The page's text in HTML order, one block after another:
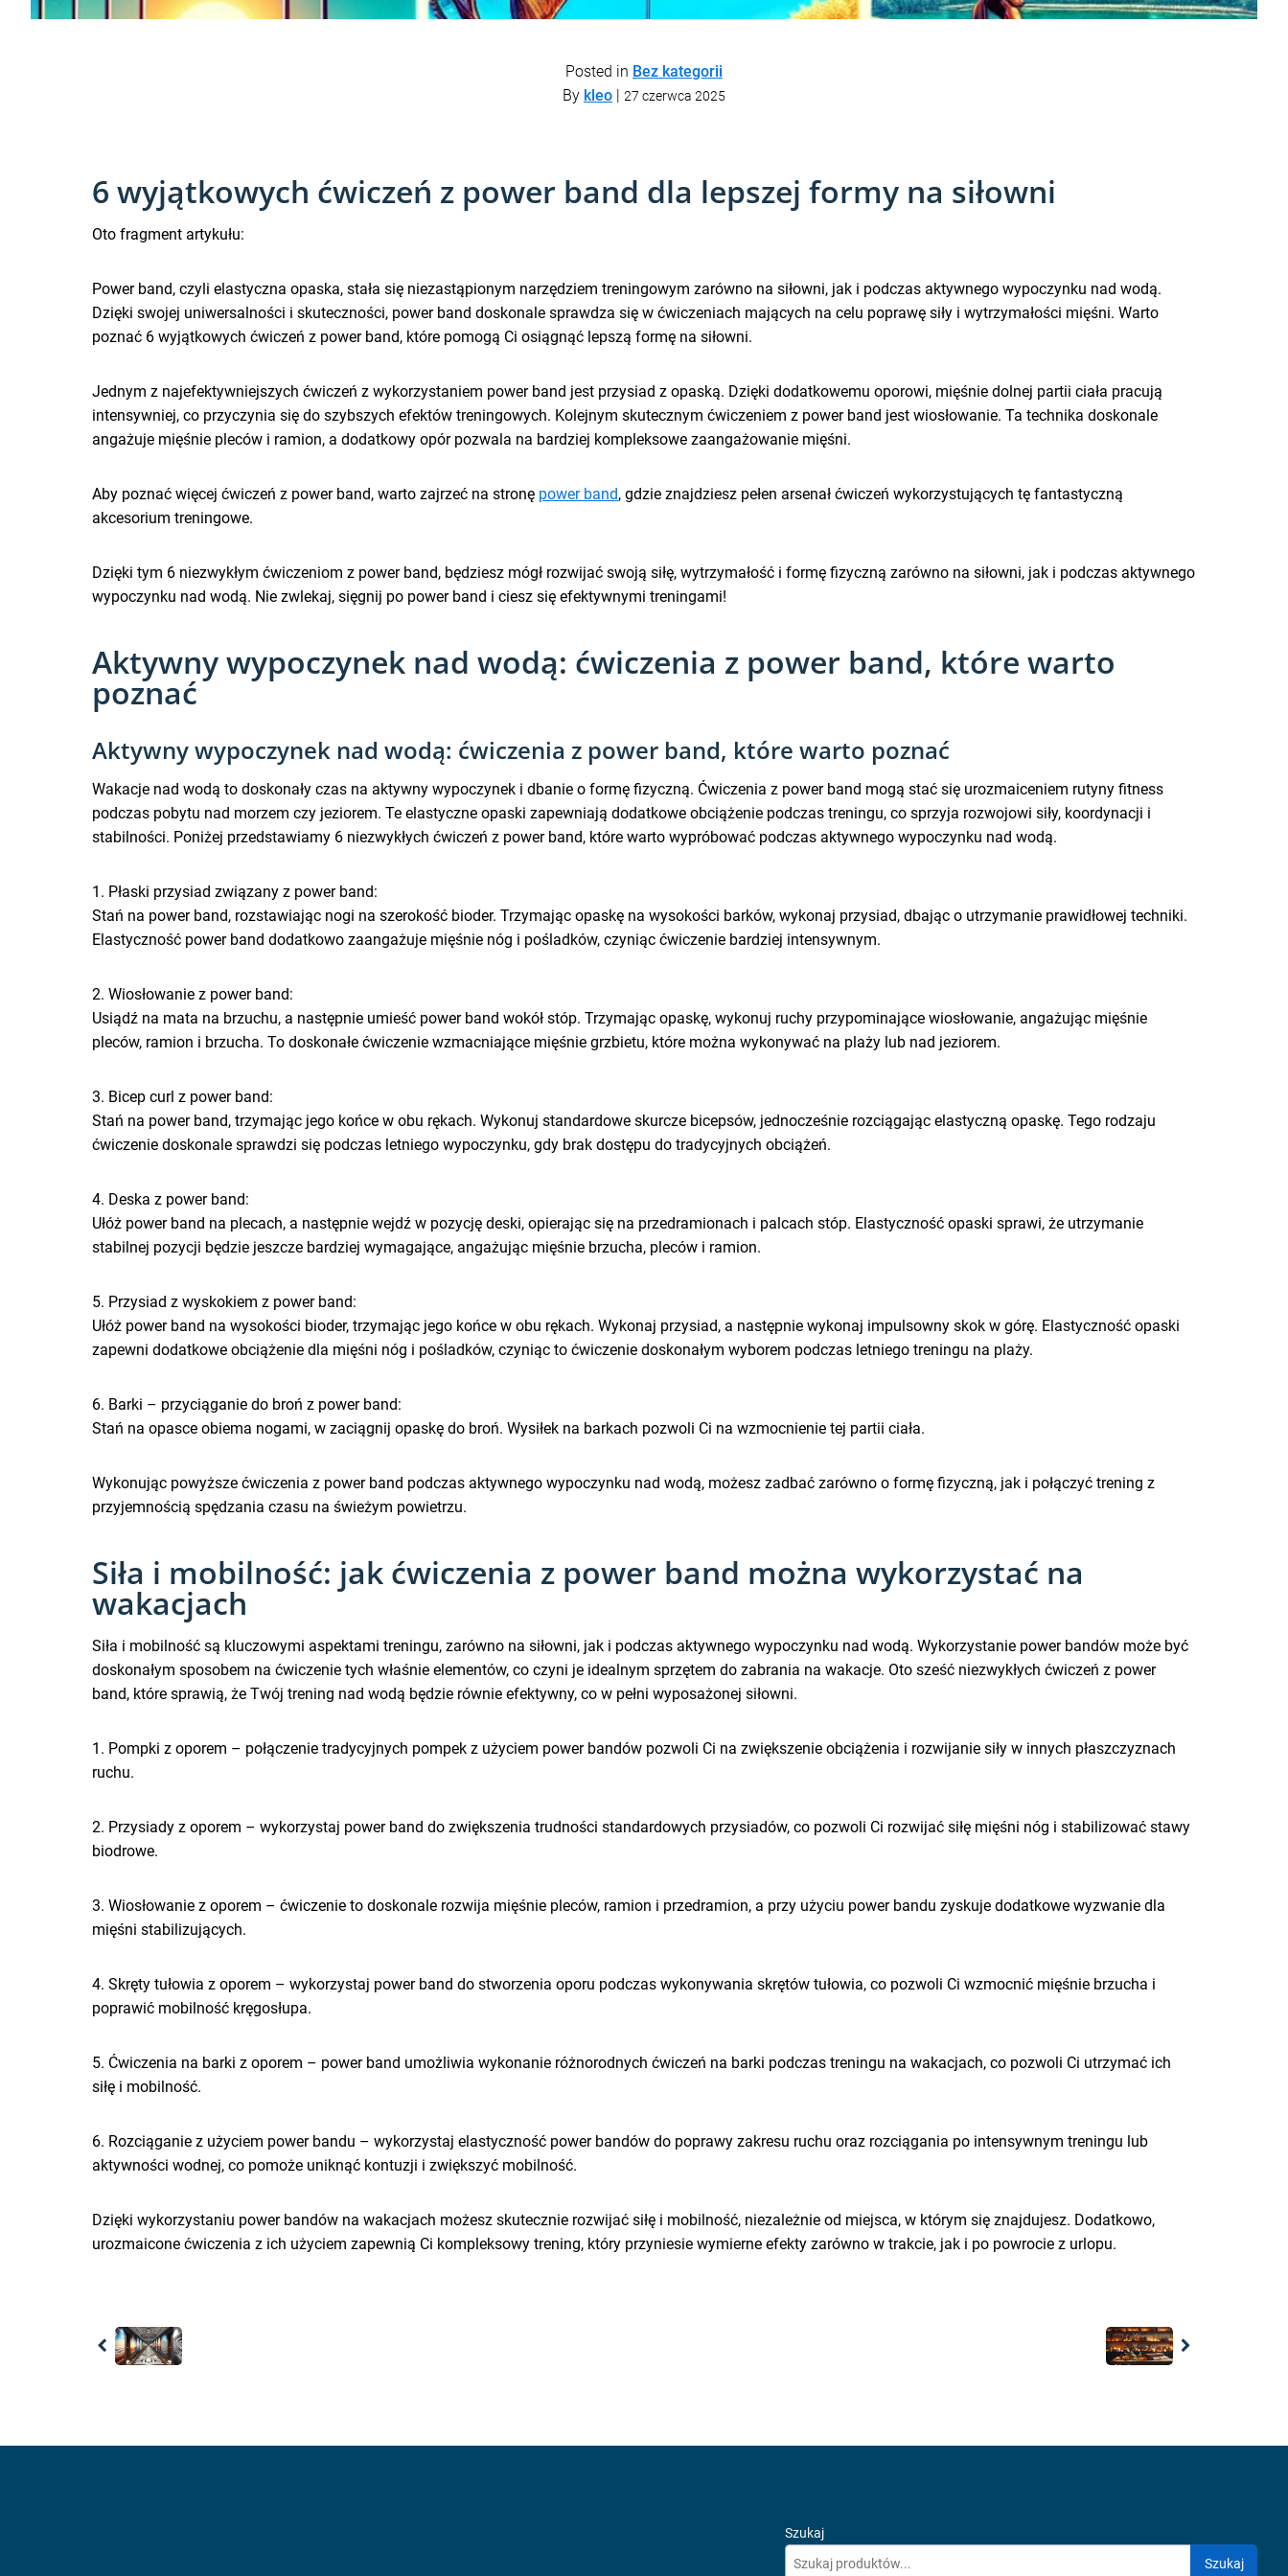
Posted in Bez kategorii
By kleo | 27 czerwca 2025
6 wyjątkowych ćwiczeń z power band dla lepszej formy na siłowni
Oto fragment artykułu:
Power band, czyli elastyczna opaska, stała się niezastąpionym narzędziem treningowym zarówno na siłowni, jak i podczas aktywnego wypoczynku nad wodą.
Dzięki swojej uniwersalności i skuteczności, power band doskonale sprawdza się w ćwiczeniach mających na celu poprawę siły i wytrzymałości mięśni. Warto
poznać 6 wyjątkowych ćwiczeń z power band, które pomogą Ci osiągnąć lepszą formę na siłowni.
Jednym z najefektywniejszych ćwiczeń z wykorzystaniem power band jest przysiad z opaską. Dzięki dodatkowemu oporowi, mięśnie dolnej partii ciała pracują
intensywniej, co przyczynia się do szybszych efektów treningowych. Kolejnym skutecznym ćwiczeniem z power band jest wiosłowanie. Ta technika doskonale
angażuje mięśnie pleców i ramion, a dodatkowy opór pozwala na bardziej kompleksowe zaangażowanie mięśni.
Aby poznać więcej ćwiczeń z power band, warto zajrzeć na stronę power band, gdzie znajdziesz pełen arsenał ćwiczeń wykorzystujących tę fantastyczną
akcesorium treningowe.
Dzięki tym 6 niezwykłym ćwiczeniom z power band, będziesz mógł rozwijać swoją siłę, wytrzymałość i formę fizyczną zarówno na siłowni, jak i podczas aktywnego
wypoczynku nad wodą. Nie zwlekaj, sięgnij po power band i ciesz się efektywnymi treningami!
Aktywny wypoczynek nad wodą: ćwiczenia z power band, które warto
poznać
Aktywny wypoczynek nad wodą: ćwiczenia z power band, które warto poznać
Wakacje nad wodą to doskonały czas na aktywny wypoczynek i dbanie o formę fizyczną. Ćwiczenia z power band mogą stać się urozmaiceniem rutyny fitness
podczas pobytu nad morzem czy jeziorem. Te elastyczne opaski zapewniają dodatkowe obciążenie podczas treningu, co sprzyja rozwojowi siły, koordynacji i
stabilności. Poniżej przedstawiamy 6 niezwykłych ćwiczeń z power band, które warto wypróbować podczas aktywnego wypoczynku nad wodą.
1. Płaski przysiad związany z power band:
Stań na power band, rozstawiając nogi na szerokość bioder. Trzymając opaskę na wysokości barków, wykonaj przysiad, dbając o utrzymanie prawidłowej techniki.
Elastyczność power band dodatkowo zaangażuje mięśnie nóg i pośladków, czyniąc ćwiczenie bardziej intensywnym.
2. Wiosłowanie z power band:
Usiądź na mata na brzuchu, a następnie umieść power band wokół stóp. Trzymając opaskę, wykonuj ruchy przypominające wiosłowanie, angażując mięśnie
pleców, ramion i brzucha. To doskonałe ćwiczenie wzmacniające mięśnie grzbietu, które można wykonywać na plaży lub nad jeziorem.
3. Bicep curl z power band:
Stań na power band, trzymając jego końce w obu rękach. Wykonuj standardowe skurcze bicepsów, jednocześnie rozciągając elastyczną opaskę. Tego rodzaju
ćwiczenie doskonale sprawdzi się podczas letniego wypoczynku, gdy brak dostępu do tradycyjnych obciążeń.
4. Deska z power band:
Ułóż power band na plecach, a następnie wejdź w pozycję deski, opierając się na przedramionach i palcach stóp. Elastyczność opaski sprawi, że utrzymanie
stabilnej pozycji będzie jeszcze bardziej wymagające, angażując mięśnie brzucha, pleców i ramion.
5. Przysiad z wyskokiem z power band:
Ułóż power band na wysokości bioder, trzymając jego końce w obu rękach. Wykonaj przysiad, a następnie wykonaj impulsowny skok w górę. Elastyczność opaski
zapewni dodatkowe obciążenie dla mięśni nóg i pośladków, czyniąc to ćwiczenie doskonałym wyborem podczas letniego treningu na plaży.
6. Barki – przyciąganie do broń z power band:
Stań na opasce obiema nogami, w zaciągnij opaskę do broń. Wysiłek na barkach pozwoli Ci na wzmocnienie tej partii ciała.
Wykonując powyższe ćwiczenia z power band podczas aktywnego wypoczynku nad wodą, możesz zadbać zarówno o formę fizyczną, jak i połączyć trening z
przyjemnością spędzania czasu na świeżym powietrzu.
Siła i mobilność: jak ćwiczenia z power band można wykorzystać na
wakacjach
Siła i mobilność są kluczowymi aspektami treningu, zarówno na siłowni, jak i podczas aktywnego wypoczynku nad wodą. Wykorzystanie power bandów może być
doskonałym sposobem na ćwiczenie tych właśnie elementów, co czyni je idealnym sprzętem do zabrania na wakacje. Oto sześć niezwykłych ćwiczeń z power
band, które sprawią, że Twój trening nad wodą będzie równie efektywny, co w pełni wyposażonej siłowni.
1. Pompki z oporem – połączenie tradycyjnych pompek z użyciem power bandów pozwoli Ci na zwiększenie obciążenia i rozwijanie siły w innych płaszczyznach
ruchu.
2. Przysiady z oporem – wykorzystaj power band do zwiększenia trudności standardowych przysiadów, co pozwoli Ci rozwijać siłę mięśni nóg i stabilizować stawy
biodrowe.
3. Wiosłowanie z oporem – ćwiczenie to doskonale rozwija mięśnie pleców, ramion i przedramion, a przy użyciu power bandu zyskuje dodatkowe wyzwanie dla
mięśni stabilizujących.
4. Skręty tułowia z oporem – wykorzystaj power band do stworzenia oporu podczas wykonywania skrętów tułowia, co pozwoli Ci wzmocnić mięśnie brzucha i
poprawić mobilność kręgosłupa.
5. Ćwiczenia na barki z oporem – power band umożliwia wykonanie różnorodnych ćwiczeń na barki podczas treningu na wakacjach, co pozwoli Ci utrzymać ich
siłę i mobilność.
6. Rozciąganie z użyciem power bandu – wykorzystaj elastyczność power bandów do poprawy zakresu ruchu oraz rozciągania po intensywnym treningu lub
aktywności wodnej, co pomoże uniknąć kontuzji i zwiększyć mobilność.
Dzięki wykorzystaniu power bandów na wakacjach możesz skutecznie rozwijać siłę i mobilność, niezależnie od miejsca, w którym się znajdujesz. Dodatkowo,
urozmaicone ćwiczenia z ich użyciem zapewnią Ci kompleksowy trening, który przyniesie wymierne efekty zarówno w trakcie, jak i po powrocie z urlopu.
Szukaj
Szukaj